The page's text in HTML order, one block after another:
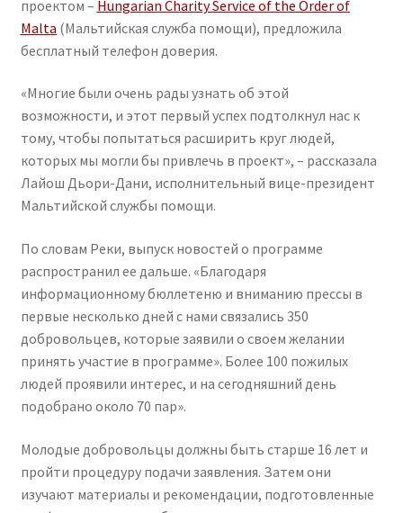
проектом – Hungarian Charity Service of the Order of
Malta (Мальтийская служба помощи), предложила
бесплатный телефон доверия.
«Многие были очень рады узнать об этой
возможности, и этот первый успех подтолкнул нас к
тому, чтобы попытаться расширить круг людей,
которых мы могли бы привлечь в проект», – рассказала
Лайош Дьори-Дани, исполнительный вице-президент
Мальтийской службы помощи.
По словам Реки, выпуск новостей о программе
распространил ее дальше. «Благодаря
информационному бюллетеню и вниманию прессы в
первые несколько дней с нами связались 350
добровольцев, которые заявили о своем желании
принять участие в программе». Более 100 пожилых
людей проявили интерес, и на сегодняшний день
подобрано около 70 пар».
Молодые добровольцы должны быть старше 16 лет и
пройти процедуру подачи заявления. Затем они
изучают материалы и рекомендации, подготовленные